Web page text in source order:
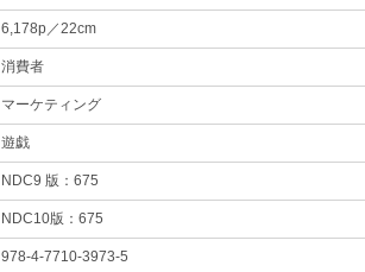
6,178p／22cm
消費者
マーケティング
遊戯
NDC9 版：675
NDC10版：675
978-4-7710-3973-5